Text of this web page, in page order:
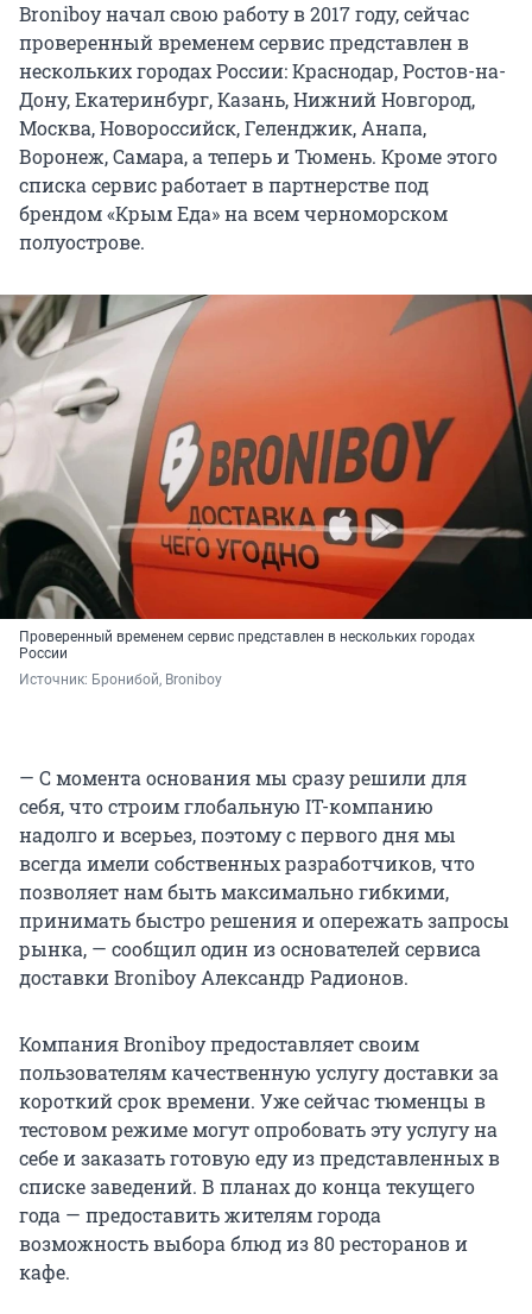
Broniboy начал свою работу в 2017 году, сейчас
проверенный временем сервис представлен в
нескольких городах России: Краснодар, Ростов-на-
Дону, Екатеринбург, Казань, Нижний Новгород,
Москва, Новороссийск, Геленджик, Анапа,
Воронеж, Самара, а теперь и Тюмень. Кроме этого
списка сервис работает в партнерстве под
брендом «Крым Еда» на всем черноморском
полуострове.
Проверенный временем сервис представлен в нескольких городах
России
Источник: Бронибой, Broniboy
— С момента основания мы сразу решили для
себя, что строим глобальную IT-компанию
надолго и всерьез, поэтому с первого дня мы
всегда имели собственных разработчиков, что
позволяет нам быть максимально гибкими,
принимать быстро решения и опережать запросы
рынка, — сообщил один из основателей сервиса
доставки Broniboy Александр Радионов.
Компания Broniboy предоставляет своим
пользователям качественную услугу доставки за
короткий срок времени. Уже сейчас тюменцы в
тестовом режиме могут опробовать эту услугу на
себе и заказать готовую еду из представленных в
списке заведений. В планах до конца текущего
года — предоставить жителям города
возможность выбора блюд из 80 ресторанов и
кафе.